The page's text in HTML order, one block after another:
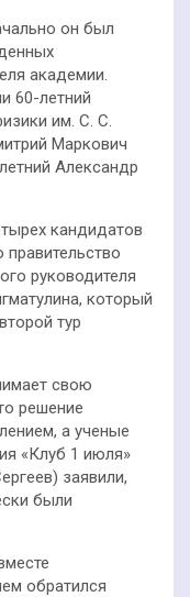
он был
академии.
60-летний
им. С. С.
Маркович
Александр
кандидатов
руководителя
который
тур
свою
решение
а ученые
«Клуб 1 июля»
заявили,
были
обратился